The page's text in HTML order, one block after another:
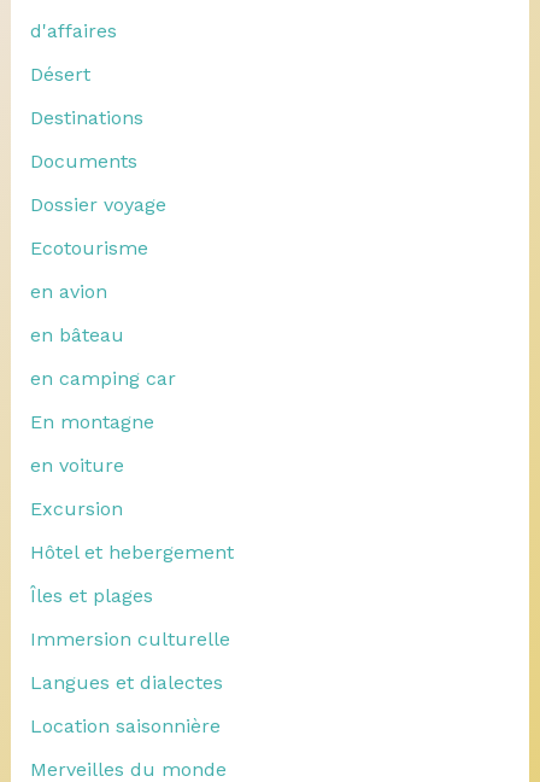
d'affaires
Désert
Destinations
Documents
Dossier voyage
Ecotourisme
en avion
en bâteau
en camping car
En montagne
en voiture
Excursion
Hôtel et hebergement
Îles et plages
Immersion culturelle
Langues et dialectes
Location saisonnière
Merveilles du monde